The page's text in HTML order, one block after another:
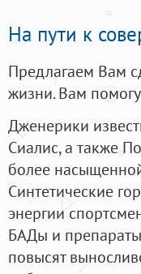
На пути к
Предлагаем Вам
жизни. Вам
Дженерики
Сиалис, а также
более
Синтетические
энергии
БАДы и
повысят